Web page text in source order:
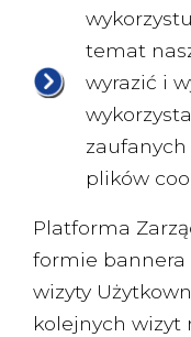
temat
wyrazić i
plików
Platforma
formie bannera
wizyty
kolejnych wizyt